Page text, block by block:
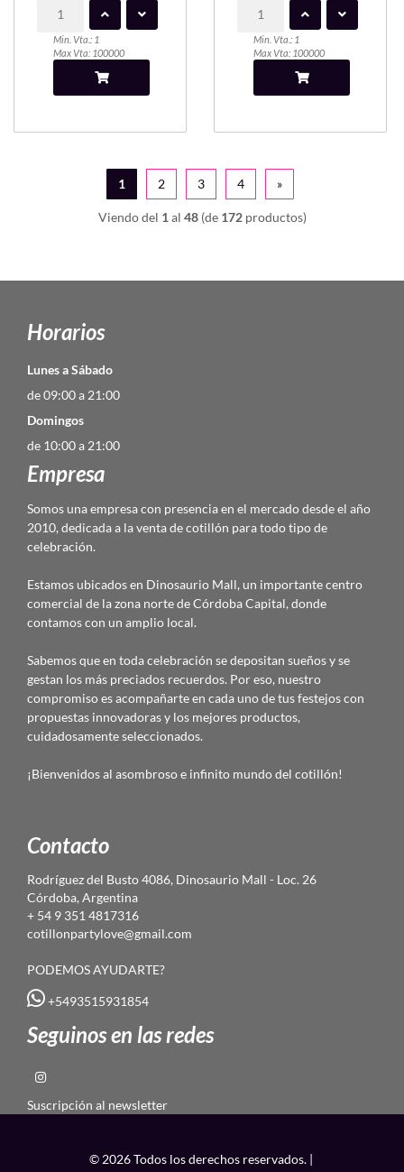
Min. Vta.: 1
Max Vta: 100000
Min. Vta.: 1
Max Vta: 100000
1 2 3 4 »
Viendo del 1 al 48(de 172productos)
Horarios
Lunes a Sábado
de 09:00 a 21:00
Domingos
de 10:00 a 21:00
Empresa
Somos una empresa con presencia en el mercado desde el año
2010, dedicada a la venta de cotillón para todo tipo de
celebración.
Estamos ubicados en Dinosaurio Mall, un importante centro
comercial de la zona norte de Córdoba Capital, donde
contamos con un amplio local.
Sabemos que en toda celebración se depositan sueños y se
gestan los más preciados recuerdos. Por eso, nuestro
compromiso es acompañarte en cada uno de tus festejos con
propuestas innovadoras y los mejores productos,
cuidadosamente seleccionados.
¡Bienvenidos al asombroso e infinito mundo del cotillón!
Contacto
Rodríguez del Busto 4086, Dinosaurio Mall - Loc. 26
Córdoba, Argentina
+ 54 9 351 4817316
cotillonpartylove@gmail.com
PODEMOS AYUDARTE?
+5493515931854
Seguinos en las redes
Suscripción al newsletter
© 2026 Todos los derechos reservados. |